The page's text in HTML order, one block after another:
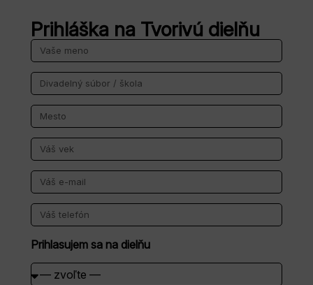
Prihláška na Tvorivú dielňu
Prihlasujem sa na dielňu